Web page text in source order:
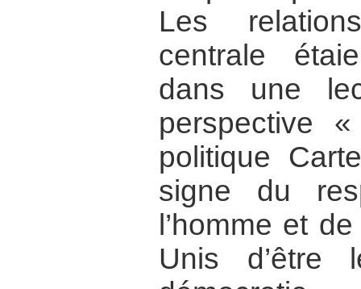
Les
centrale
dans une
perspective
politique
signe du
l’homme et
Unis d’être